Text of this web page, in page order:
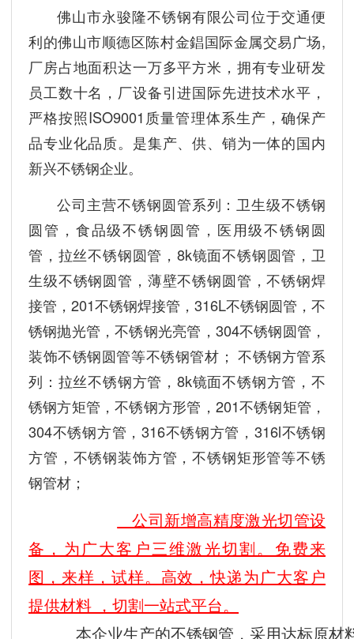
佛山市永骏隆不锈钢有限公司位于交通便
利的佛山市顺德区陈村金錩国际金属交易广场,
厂房占地面积达一万多平方米，拥有专业研发
员工数十名，厂设备引进国际先进技术水平，
严格按照ISO9001质量管理体系生产，确保产
品专业化品质。是集产、供、销为一体的国内
新兴不锈钢企业。
公司主营不锈钢圆管系列：卫生级不锈钢
圆管，食品级不锈钢圆管，医用级不锈钢圆
管，拉丝不锈钢圆管，8k镜面不锈钢圆管，卫
生级不锈钢圆管，薄壁不锈钢圆管，不锈钢焊
接管，201不锈钢焊接管，316L不锈钢圆管，不
锈钢抛光管，不锈钢光亮管，304不锈钢圆管，
装饰不锈钢圆管等不锈钢管材； 不锈钢方管系
列：拉丝不锈钢方管，8k镜面不锈钢方管，不
锈钢方矩管，不锈钢方形管，201不锈钢矩管，
304不锈钢方管，316不锈钢方管，316l不锈钢
方管，不锈钢装饰方管，不锈钢矩形管等不锈
钢管材；
公司新增高精度激光切管设
备，为广大客户三维激光切割。免费来
图，来样，试样。高效，快递为广大客户
提供材料 ，切割一站式平台。
本企业生产的不锈钢管，采用达标原材料，